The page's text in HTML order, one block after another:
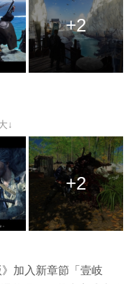
+2
↓
+2
》加入新章節「壹岐